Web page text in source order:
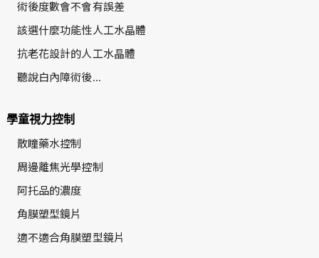
術後度數會不會有誤差
該選什麼功能性人工水晶體
抗老花設計的人工水晶體
聽說白內障術後...
學童視力控制
散瞳藥水控制
周邊離焦光學控制
阿托品的濃度
角膜塑型鏡片
適不適合角膜塑型鏡片